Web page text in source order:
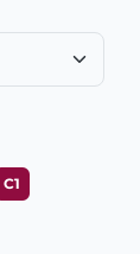
C1